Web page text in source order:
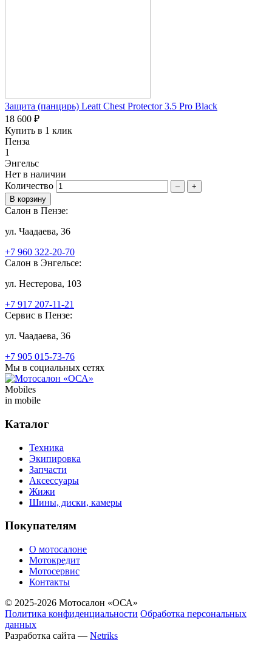
Защита (панцирь) Leatt Chest Protector 3.5 Pro Black
18 600 ₽
Купить в 1 клик
Пенза
1
Энгельс
Нет в наличии
Количество
– +
Салон в Пензе:
ул. Чаадаева, 36
+7 960 322-20-70
Салон в Энгельсе:
ул. Нестерова, 103
+7 917 207-11-21
Сервис в Пензе:
ул. Чаадаева, 36
+7 905 015-73-76
Мы в социальных сетях
Mobiles
in mobile
Каталог
Техника
Экипировка
Запчасти
Аксессуары
Жижи
Шины, диски, камеры
Покупателям
О мотосалоне
Мотокредит
Мотосервис
Контакты
© 2025-2026 Мотосалон «ОСА»
Политика конфиденциальности Обработка персональных
данных
Разработка сайта — Netriks